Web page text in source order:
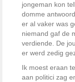
jongeman kon
domme
er al vaker was
niemand gaf de
verdiende. De
er werd zedig
Ik moest eraan
aan politici zag